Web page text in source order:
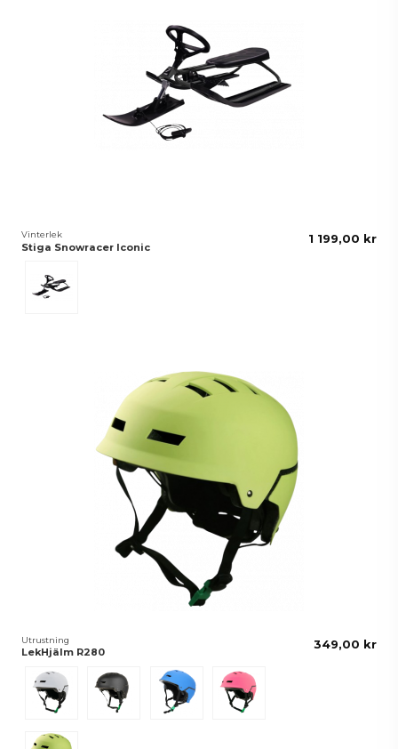
Vinterlek
Stiga Snowracer Iconic
1 199,00 kr
Utrustning
LekHjälm R280
Vit Svart Blå Rosa
Lime
349,00 kr